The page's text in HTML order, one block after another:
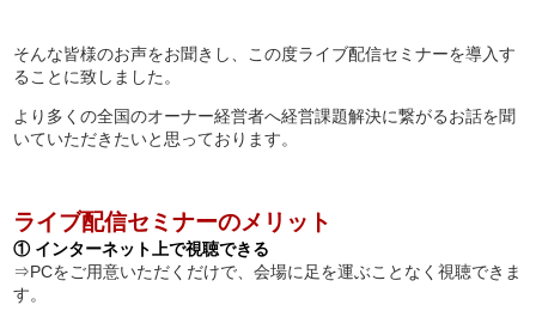
そんな皆様のお声をお聞きし、この度ライブ配信セミナーを導入す
ることに致しました。
より多くの全国のオーナー経営者へ経営課題解決に繋がるお話を聞
いていただきたいと思っております。
ライブ配信セミナーのメリット
① インターネット上で視聴できる
⇒PCをご用意いただくだけで、会場に足を運ぶことなく視聴できま
す。